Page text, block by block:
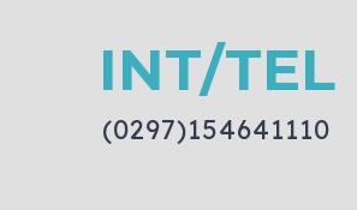
INT/TEL
(0297)154641110